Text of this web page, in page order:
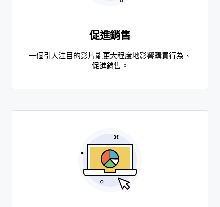
促進銷售
一個引人注目的影片能更大程度地影響購買行為、
促進銷售。